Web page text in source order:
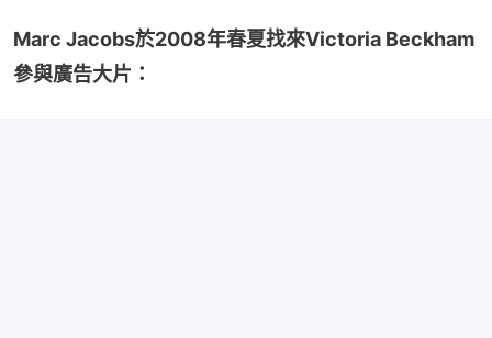
Marc Jacobs於2008年春夏找來Victoria Beckham
參與廣告大片：